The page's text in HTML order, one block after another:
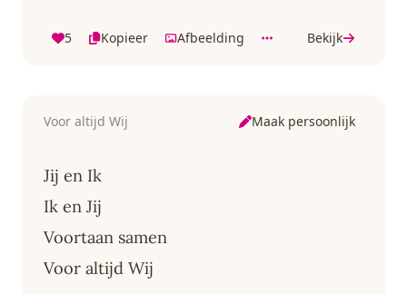
5 Kopieer Afbeelding Bekijk
Voor altijd Wij Maak persoonlijk
Jij en Ik
Ik en Jij
Voortaan samen
Voor altijd Wij